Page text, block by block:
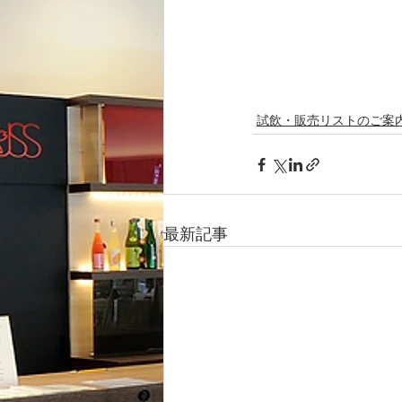
試飲・販売リストのご案
最新記事